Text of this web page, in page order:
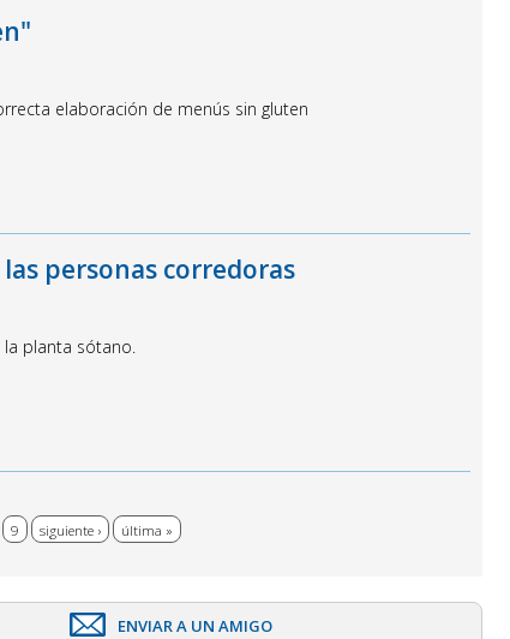
elaboración de menús sin gluten
personas corredoras
planta sótano.
9 siguiente › última »
ENVIAR A UN AMIGO